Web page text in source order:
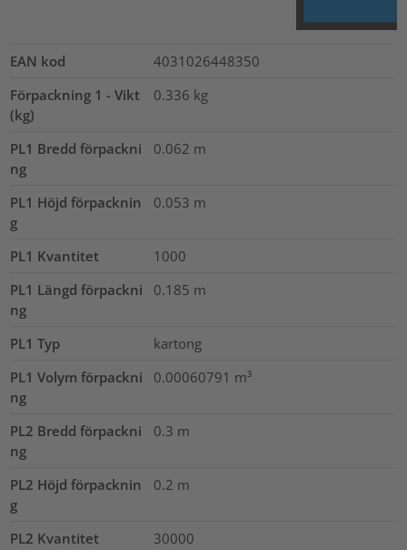
EAN kod
4031026448350
Förpackning 1 - Vikt
(kg)
0.336 kg
PL1 Bredd förpackni
ng
0.062 m
PL1 Höjd förpacknin
g
0.053 m
PL1 Kvantitet
1000
PL1 Längd förpackni
ng
0.185 m
PL1 Typ
kartong
PL1 Volym förpackni
ng
0.00060791 m³
PL2 Bredd förpackni
ng
0.3 m
PL2 Höjd förpacknin
g
0.2 m
PL2 Kvantitet 30000